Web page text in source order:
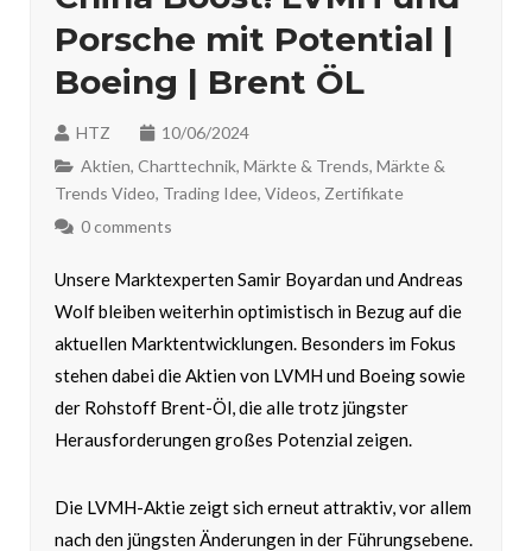
Porsche mit Potential |
Boeing | Brent ÖL
HTZ
10/06/2024
Aktien, Charttechnik, Märkte & Trends, Märkte &
Trends Video, Trading Idee, Videos, Zertifikate
0 comments
Unsere Marktexperten Samir Boyardan und Andreas
Wolf bleiben weiterhin optimistisch in Bezug auf die
aktuellen Marktentwicklungen. Besonders im Fokus
stehen dabei die Aktien von LVMH und Boeing sowie
der Rohstoff Brent-Öl, die alle trotz jüngster
Herausforderungen großes Potenzial zeigen.
Die LVMH-Aktie zeigt sich erneut attraktiv, vor allem
nach den jüngsten Änderungen in der Führungsebene.